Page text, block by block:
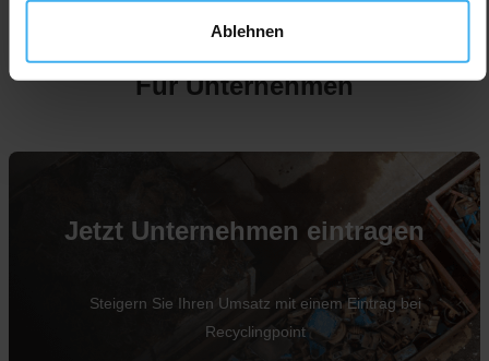
Ablehnen
Für Unternehmen
Jetzt Unternehmen eintragen
Steigern Sie Ihren Umsatz mit einem Eintrag bei
Recyclingpoint